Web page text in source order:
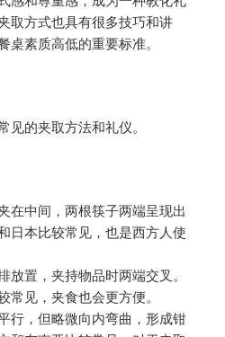
取方式也具有很多技巧和讲
素质高低的重要标准。
的夹取方法和礼仪。
在中间，两根筷子两端呈现出
日本比较常见，也是西方人使
置，夹持物品时两端交叉。
见，夹食也会更方便。
行，但略微向内弯曲，形成钳